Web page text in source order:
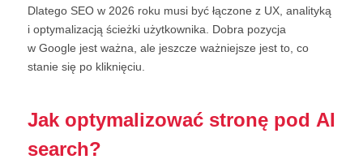
Dlatego SEO w 2026 roku musi być łączone z UX, analityką
i optymalizacją ścieżki użytkownika. Dobra pozycja
w Google jest ważna, ale jeszcze ważniejsze jest to, co
stanie się po kliknięciu.
Jak optymalizować stronę pod AI
search?